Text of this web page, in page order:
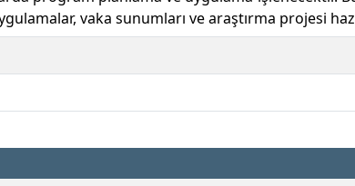
vaka sunumları ve araştırma projesi